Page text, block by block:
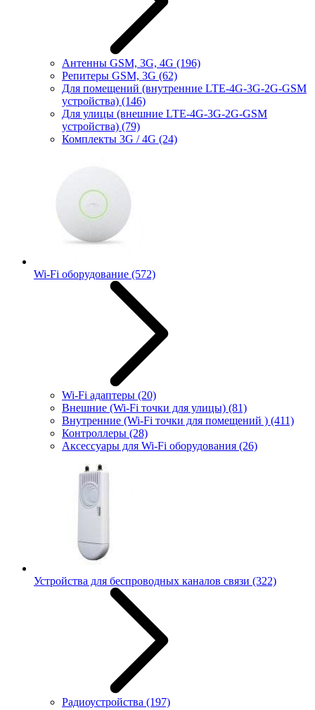
Антенны GSM, 3G, 4G (196)
Репитеры GSM, 3G (62)
Для помещений (внутренние LTE-4G-3G-2G-GSM
устройства) (146)
Для улицы (внешние LTE-4G-3G-2G-GSM
устройства) (79)
Комплекты 3G / 4G (24)
Wi-Fi оборудование (572)
Wi-Fi адаптеры (20)
Внешние (Wi-Fi точки для улицы) (81)
Внутренние (Wi-Fi точки для помещений ) (411)
Контроллеры (28)
Аксессуары для Wi-Fi оборудования (26)
Устройства для беспроводных каналов связи (322)
Радиоустройства (197)